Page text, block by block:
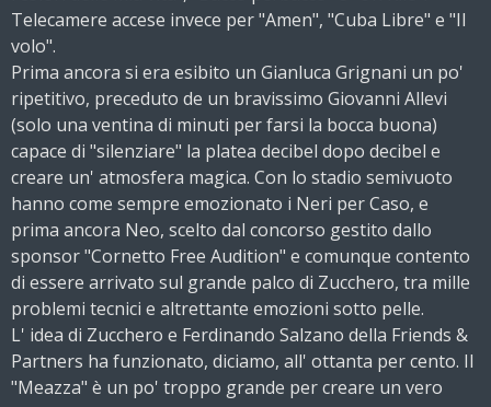
Telecamere accese invece per "Amen", "Cuba Libre" e "Il
volo".
Prima ancora si era esibito un Gianluca Grignani un po'
ripetitivo, preceduto de un bravissimo Giovanni Allevi
(solo una ventina di minuti per farsi la bocca buona)
capace di "silenziare" la platea decibel dopo decibel e
creare un' atmosfera magica. Con lo stadio semivuoto
hanno come sempre emozionato i Neri per Caso, e
prima ancora Neo, scelto dal concorso gestito dallo
sponsor "Cornetto Free Audition" e comunque contento
di essere arrivato sul grande palco di Zucchero, tra mille
problemi tecnici e altrettante emozioni sotto pelle.
L' idea di Zucchero e Ferdinando Salzano della Friends &
Partners ha funzionato, diciamo, all' ottanta per cento. Il
"Meazza" è un po' troppo grande per creare un vero